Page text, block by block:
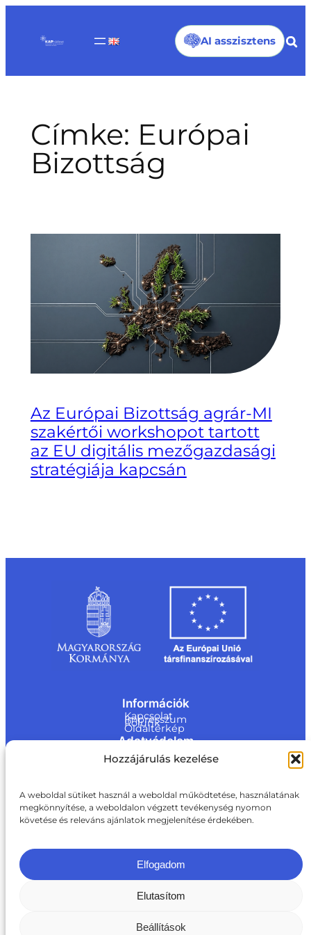
Hozzájárulás kezelése
A weboldal sütiket használ a weboldal működtetése, használatának
megkönnyítése, a weboldalon végzett tevékenység nyomon
követése és releváns ajánlatok megjelenítése érdekében.
Elfogadom
Elutasítom
Beállítások
tartalomhoz
AI asszisztens
Címke: Európai
Bizottság
Az Európai Bizottság agrár-MI
szakértői workshopot tartott
az EU digitális mezőgazdasági
stratégiája kapcsán
Információk
Kapcsolat
Impresszum
Rólunk
Oldaltérkép
Adatvédelem
Jogi nyilatkozat
Adatvédelmi nyilatkozat
Akadálymentesítési nyilatkozat
ite@a
ki.gov.